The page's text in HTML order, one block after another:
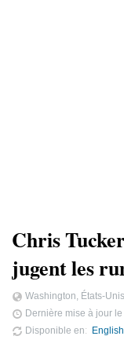
Chris
jugent les
Washington, États-Unis
Dernière mise à jour le
Disponible en
English